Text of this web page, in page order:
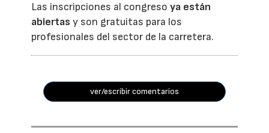
Las inscripciones al congresoya están
abiertas y son gratuitas para los
profesionales del sector de la carretera.
ver/escribir comentarios